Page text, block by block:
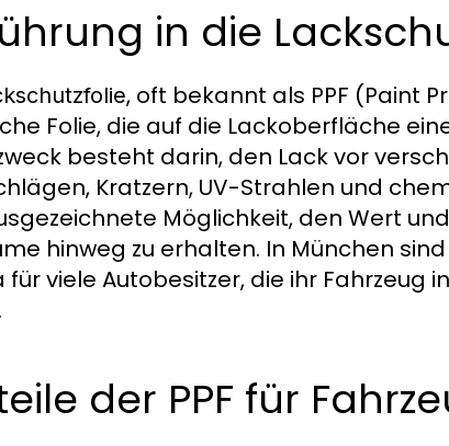
in die
, oft bekannt als PPF (Paint
Folie, die auf die Lackoberfläche
besteht darin, den Lack vor
Kratzern, UV-Strahlen und
Möglichkeit, den Wert
hinweg zu erhalten. In München
für viele Autobesitzer, die ihr
der PPF für